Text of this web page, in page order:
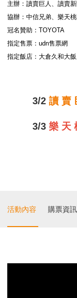
主辦：讀賣巨人、讀賣
協辦：中信兄弟、樂天
冠名贊助：TOYOTA
指定售票：udn售票網
指定飯店：大倉久和大
3/2 讀 賣
3/3 樂 天
活動內容 購票資訊